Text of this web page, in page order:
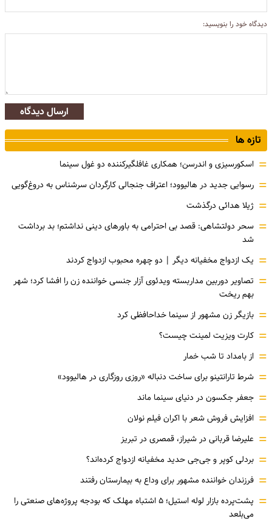
دیدگاه خود را بنویسید:
ارسال دیدگاه
تازه ها
= اسکورسیزی و اندرسن؛ همکاری غافلگیرکننده دو غول سینما
= رسوایی جدید در هالیوود؛ اعتراف جنجالی کارگردان سرشناس به دروغ‌گویی
= ژیلا هدائی درگذشت
= سحر دولتشاهی: قصد بی احترامی به باورهای دینی نداشتم؛ بد برداشت
شد
= یک ازدواج مخفیانه دیگر | دو چهره محبوب ازدواج کردند
= تصاویر دوربین مداربسته ویدئوی آزار جنسی خواننده زن را افشا کرد؛ شهر
بهم ریخت
= بازیگر زن مشهور از سینما خداحافظی کرد
= کارت ویزیت لمینت چیست؟
= از بامداد تا شب خمار
= شرط تارانتینو برای ساخت دنباله «روزی روزگاری در هالیوود»
= جعفر جکسون در دنیای سینما ماند
= افزایش فروش شعر با اکران فیلم نولان
= علیرضا قربانی در شیراز، قمصری در تبریز
= بردلی کوپر و جی‌جی حدید مخفیانه ازدواج کرده‌اند؟
= فرزندان خواننده مشهور برای وداع به بیمارستان رفتند
=
پشت‌پرده بازار لوله استیل؛ ۵ اشتباه مهلک که بودجه پروژه‌های صنعتی را
می‌بلعد